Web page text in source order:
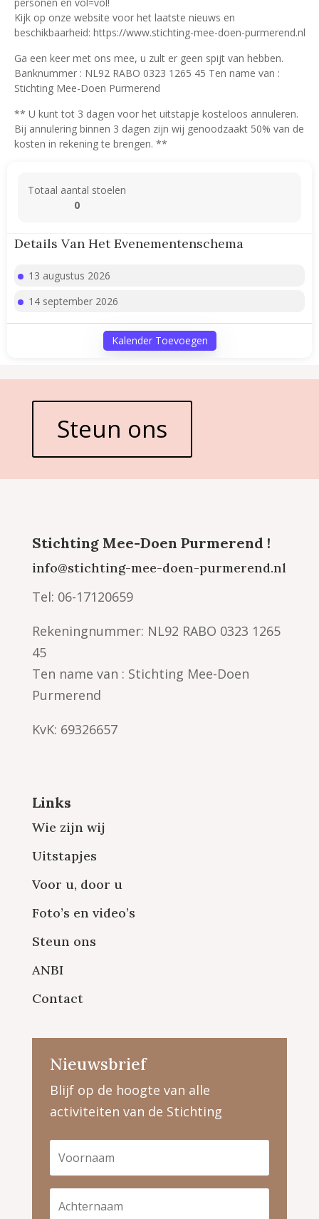
Kijk op onze website voor het laatste nieuws en
beschikbaarheid: https://www.stichting-mee-doen-purmerend.nl
Ga een keer met ons mee, u zult er geen spijt van hebben.
Banknummer : NL92 RABO 0323 1265 45 Ten name van :
Stichting Mee-Doen Purmerend
** U kunt tot 3 dagen voor het uitstapje kosteloos annuleren.
Bij annulering binnen 3 dagen zijn wij genoodzaakt 50% van de
kosten in rekening te brengen. **
Totaal aantal stoelen
0
Details Van Het Evenementenschema
13 augustus 2026
14 september 2026
Kalender Toevoegen
Steun ons
Stichting Mee-Doen Purmerend !
info@stichting-mee-doen-purmerend.nl
Tel: 06-17120659
Rekeningnummer: NL92 RABO 0323 1265
45
Ten name van : Stichting Mee-Doen
Purmerend
KvK: 69326657
Links
Wie zijn wij
Uitstapjes
Voor u, door u
Foto’s en video’s
Steun ons
ANBI
Contact
Nieuwsbrief
Blijf op de hoogte van alle
activiteiten van de Stichting